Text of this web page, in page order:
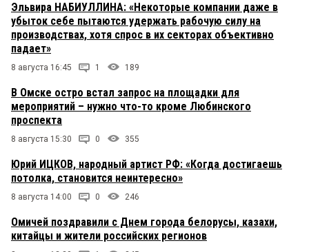
Эльвира НАБИУЛЛИНА: «Некоторые компании даже в
убыток себе пытаются удержать рабочую силу на
производствах, хотя спрос в их секторах объективно
падает»
8 августа 16:45 1 189
В Омске остро встал запрос на площадки для
мероприятий – нужно что-то кроме Любинского
проспекта
8 августа 15:30 0 355
Юрий ИЦКОВ, народный артист РФ: «Когда достигаешь
потолка, становится неинтересно»
8 августа 14:00 0 246
Омичей поздравили с Днем города белорусы, казахи,
китайцы и жители российских регионов